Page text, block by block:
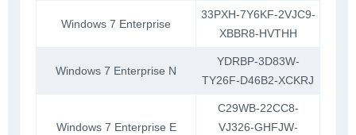
Windows 7 Enterprise
33PXH-7Y6KF-2VJC9-
XBBR8-HVTHH
Windows 7 Enterprise N
YDRBP-3D83W-
TY26F-D46B2-XCKRJ
Windows 7 Enterprise E
C29WB-22CC8-
VJ326-GHFJW-